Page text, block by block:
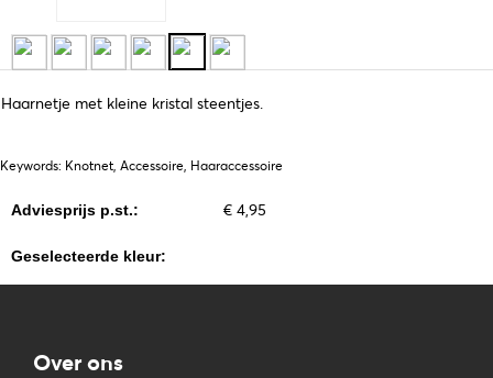
Haarnetje met kleine kristal steentjes.
Keywords: Knotnet, Accessoire, Haaraccessoire
Adviesprijs p.st.: € 4,95
Geselecteerde kleur:
Over ons